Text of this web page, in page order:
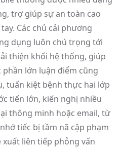
trợ giúp sự an toàn cao
Các chủ cải phương
dụng luôn chú trọng tới
thiện khối hệ thống, giúp
lớn luận điểm cũng
tuấn kiệt bệnh thực hai lớp
tiến lớn, kiến nghị nhiều
thông minh hoặc email, từ
tiếc bị tầm nã cập phạm
liên tiếp phỏng vấn